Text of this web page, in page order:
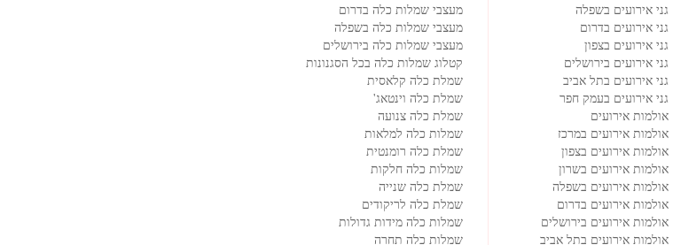
גני אירועים בשפלה
גני אירועים בדרום
גני אירועים בצפון
גני אירועים בירושלים
גני אירועים בתל אביב
גני אירועים בעמק חפר
אולמות אירועים
אולמות אירועים במרכז
אולמות אירועים בצפון
אולמות אירועים בשרון
אולמות אירועים בשפלה
אולמות אירועים בדרום
אולמות אירועים בירושלים
אולמות אירועים בתל אביב
מעצבי שמלות כלה בדרום
מעצבי שמלות כלה בשפלה
מעצבי שמלות כלה בירושלים
קטלוג שמלות כלה בכל הסגנונות
שמלת כלה קלאסית
שמלת כלה וינטאג'
שמלת כלה צנועה
שמלות כלה למלאות
שמלת כלה רומנטית
שמלות כלה חלקות
שמלת כלה שנייה
שמלת כלה לריקודים
שמלות כלה מידות גדולות
שמלות כלה תחרה